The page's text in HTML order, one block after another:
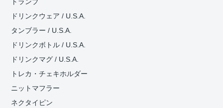
ドリンクウェア / U.S.A.
タンブラー / U.S.A.
ドリンクボトル / U.S.A.
ドリンクマグ / U.S.A.
トレカ・チェキホルダー
ニットマフラー
ネクタイピン